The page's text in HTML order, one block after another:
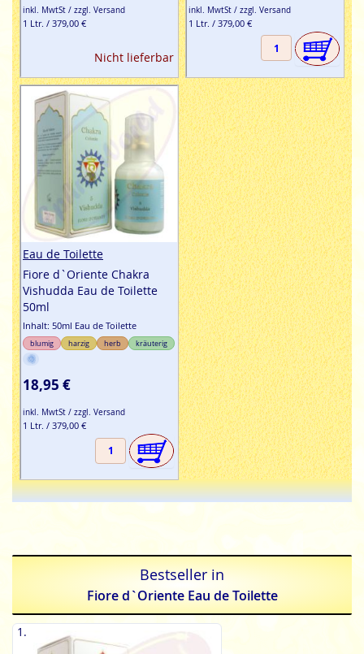
inkl. MwtSt / zzgl. Versand
1 Ltr. / 379,00 €
Nicht lieferbar
inkl. MwtSt / zzgl. Versand
1 Ltr. / 379,00 €
Eau de Toilette
Fiore d`Oriente Chakra
Vishudda Eau de Toilette
50ml
Inhalt: 50ml Eau de Toilette
blumig harzig herb kräuterig
18,95 €
inkl. MwtSt / zzgl. Versand
1 Ltr. / 379,00 €
Bestseller in
Fiore d`Oriente Eau de Toilette
1.